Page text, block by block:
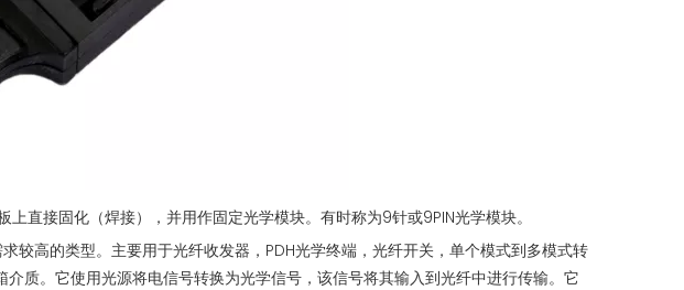
直接固化（焊接），并用作固定光学模块。有时称为9针或9PIN光学模块。
较高的类型。主要用于光纤收发器，PDH光学终端，光纤开关，单个模式到多模式转
质。它使用光源将电信号转换为光学信号，该信号将其输入到光纤中进行传输。它